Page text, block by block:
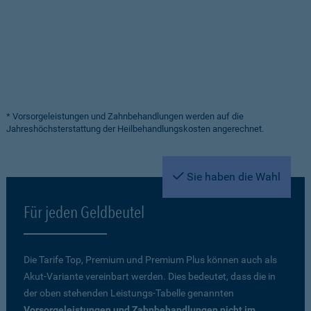
* Vorsorgeleistungen und Zahnbehandlungen werden auf die
Jahreshöchsterstattung der Heilbehandlungskosten angerechnet.
Sie haben die Wahl
Für jeden Geldbeutel
Die Tarife Top, Premium und Premium Plus können auch als
Akut-Variante vereinbart werden. Dies bedeutet, dass die in
der oben stehenden Leistungs-Tabelle genannten